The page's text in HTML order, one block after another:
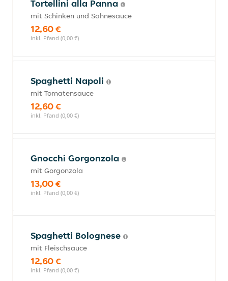
Tortellini alla Panna
mit Schinken und Sahnesauce
12,60 €
inkl. Pfand (0,00 €)
Spaghetti Napoli
mit Tomatensauce
12,60 €
inkl. Pfand (0,00 €)
Gnocchi Gorgonzola
mit Gorgonzola
13,00 €
inkl. Pfand (0,00 €)
Spaghetti Bolognese
mit Fleischsauce
12,60 €
inkl. Pfand (0,00 €)